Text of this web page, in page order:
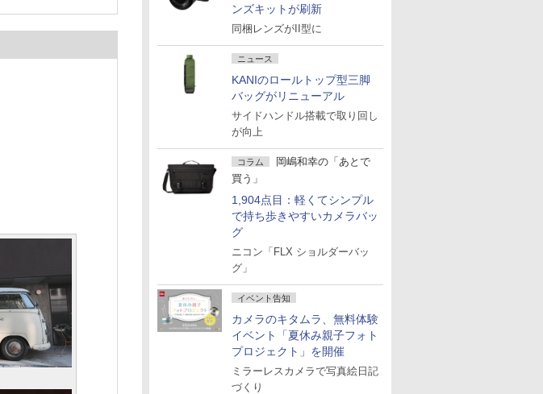
ンズキットが刷新
同梱レンズがII型に
ニュース
KANIのロールトップ型三脚
バッグがリニューアル
サイドハンドル搭載で取り回し
が向上
コラム
岡嶋和幸の「あとで
買う」
1,904点目：軽くてシンプル
で持ち歩きやすいカメラバッ
グ
ニコン「FLX ショルダーバッ
グ」
イベント告知
カメラのキタムラ、無料体験
イベント「夏休み親子フォト
プロジェクト」を開催
ミラーレスカメラで写真絵日記
づくり